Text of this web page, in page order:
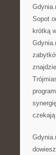
Sopot
krótką